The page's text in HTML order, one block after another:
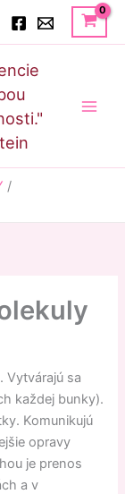
Vytvárajú sa
každej bunky).
Komunikujú
opravy
je prenos
a v